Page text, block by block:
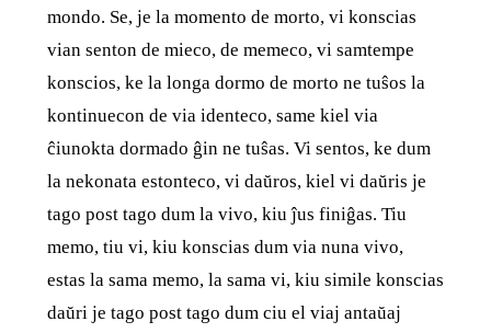
mondo. Se, je la momento de morto, vi konscias
vian senton de mieco, de memeco, vi samtempe
konscios, ke la longa dormo de morto ne tuŝos la
kontinuecon de via identeco, same kiel via
ĉiunokta dormado ĝin ne tuŝas. Vi sentos, ke dum
la nekonata estonteco, vi daŭros, kiel vi daŭris je
tago post tago dum la vivo, kiu ĵus finiĝas. Tiu
memo, tiu vi, kiu konscias dum via nuna vivo,
estas la sama memo, la sama vi, kiu simile konscias
daŭri je tago post tago dum ciu el viaj antaŭaj